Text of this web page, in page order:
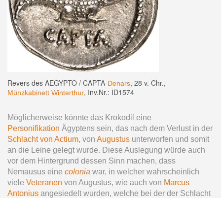
Revers des AEGYPTO / CAPTA-Denars, 28 v. Chr.,
Münzkabinett Winterthur, Inv.Nr.: ID1574
Möglicherweise könnte das Krokodil eine
Personifikation Ägyptens sein, das nach dem Verlust in der
Schlacht von Actium, von Augustus unterworfen und somit
an die Leine gelegt wurde. Diese Auslegung würde auch
vor dem Hintergrund dessen Sinn machen, dass
Nemausus eine colonia war, in welcher wahrscheinlich
viele Veteranen von Augustus, wie auch von Marcus
Antonius angesiedelt wurden, welche bei der der Schlacht